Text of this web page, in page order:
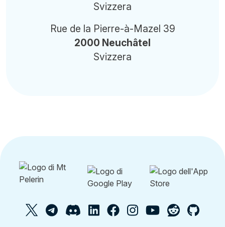
Svizzera
Rue de la Pierre-à-Mazel 39
2000 Neuchâtel
Svizzera